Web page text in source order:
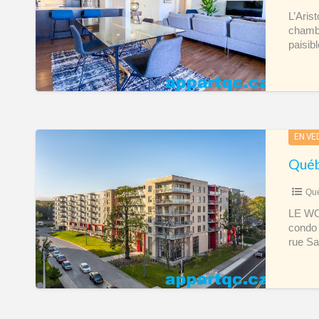
ABORDABLE
Condo
4
1/2
Lebourgneuf
à
0
$
avant
le
1er
EN
LE
rue